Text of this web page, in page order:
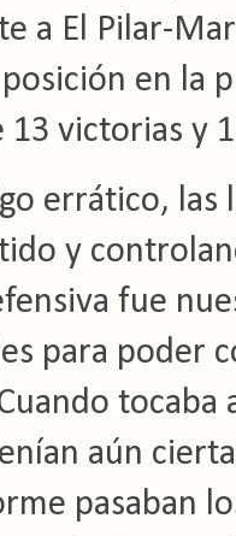
a El Pilar-
en la
13 victorias y
errático,
y
fue
para poder
aún
pasaban